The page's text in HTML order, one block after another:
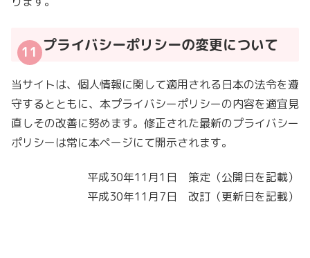
プライバシーポリシーの変更について
当サイトは、個人情報に関して適用される日本の法令を遵
守するとともに、本プライバシーポリシーの内容を適宜見
直しその改善に努めます。修正された最新のプライバシー
ポリシーは常に本ページにて開示されます。
平成30年11月1日 策定（公開日を記載）
平成30年11月7日 改訂（更新日を記載）